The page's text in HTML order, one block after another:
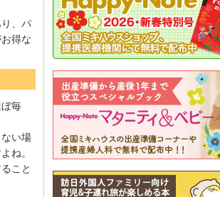
、パ
得な
毎
い場
ね。
こと